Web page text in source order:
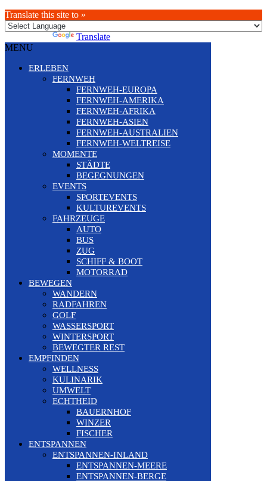
Translate this site to »
Translate
MENU
ERLEBEN
FERNWEH
FERNWEH-EUROPA
FERNWEH-AMERIKA
FERNWEH-AFRIKA
FERNWEH-ASIEN
FERNWEH-AUSTRALIEN
FERNWEH-WELTREISE
MOMENTE
STÄDTE
BEGEGNUNGEN
EVENTS
SPORTEVENTS
KULTUREVENTS
FAHRZEUGE
AUTO
BUS
ZUG
SCHIFF & BOOT
MOTORRAD
BEWEGEN
WANDERN
RADFAHREN
GOLF
WASSERSPORT
WINTERSPORT
BEWEGTER REST
EMPFINDEN
WELLNESS
KULINARIK
UMWELT
ECHTHEID
BAUERNHOF
WINZER
FISCHER
ENTSPANNEN
ENTSPANNEN-INLAND
ENTSPANNEN-MEERE
ENTSPANNEN-BERGE